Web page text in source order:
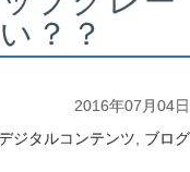
？？
2016年07月04日
ジタルコンテンツ, ブログ